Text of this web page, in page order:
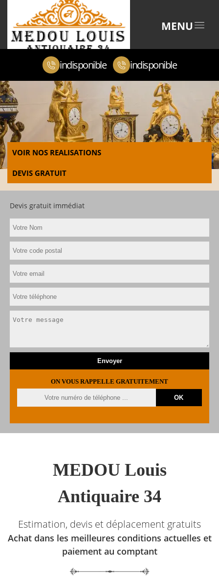
MENU
indisponible indisponible
VOIR NOS REALISATIONS
DEVIS GRATUIT
Devis gratuit immédiat
ON VOUS RAPPELLE GRATUITEMENT
MEDOU Louis
Antiquaire 34
Estimation, devis et déplacement gratuits
Achat dans les meilleures conditions actuelles et
paiement au comptant